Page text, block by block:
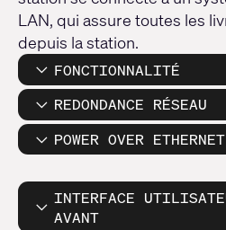
LAN, qui assure toutes les
depuis la station.
FONCTIONNALITÉ
REDONDANCE RÉSEAU
POWER OVER ETHERNET
INTERFACE
AVANT